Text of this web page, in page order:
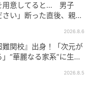
用意してると… 男子
さい」断った直後、親が
2026.8.6
関校』出身！「次元が
“華麗なる家系”に生ま
2026.8.5